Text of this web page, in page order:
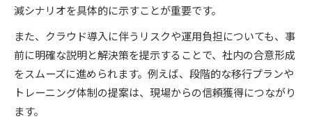
減シナリオを具体的に示すことが重要です。
また、クラウド導入に伴うリスクや運用負担についても、事
前に明確な説明と解決策を提示することで、社内の合意形成
をスムーズに進められます。例えば、段階的な移行プランや
トレーニング体制の提案は、現場からの信頼獲得につながり
ます。